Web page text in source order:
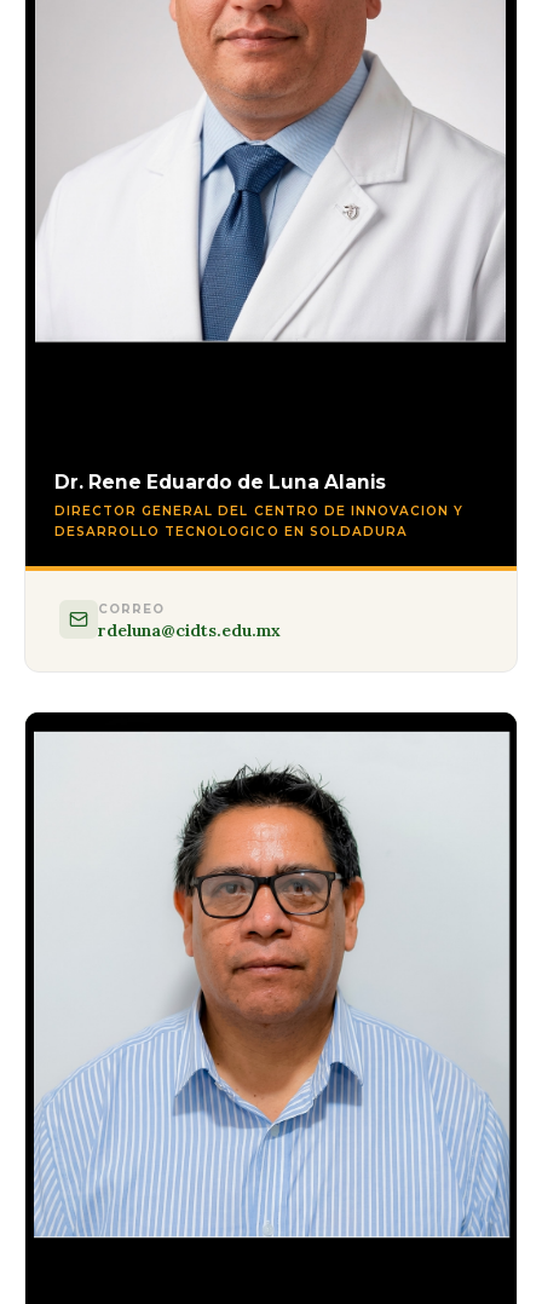
Dr. Rene Eduardo de Luna Alanis
DIRECTOR GENERAL DEL CENTRO DE INNOVACION Y
DESARROLLO TECNOLOGICO EN SOLDADURA
CORREO
rdeluna@cidts.edu.mx